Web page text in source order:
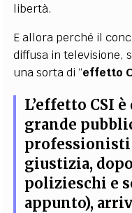
libertà.
E allora perché il
diffusa in televisione,
una sorta di “effetto
L’effetto CSI
grande
professionisti
giustizia,
polizieschi e
appunto),